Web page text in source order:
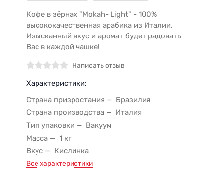
Кофе в зёрнах "Mokah- Light" - 100%
высококачественная арабика из Италии.
Изысканный вкус и аромат будет радовать
Вас в каждой чашке!
Написать отзыв
Характеристики:
Страна призростания
Бразилия
Страна производства
Италия
Тип упаковки
Вакуум
Масса
1 кг
Вкус
Кислинка
Все характеристики